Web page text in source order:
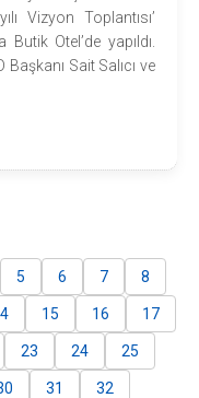
Vizyon Toplantısı’
Otel’de yapıldı.
Sait Salıcı ve
5 6 7 8
15 16 17
23 24 25
31 32